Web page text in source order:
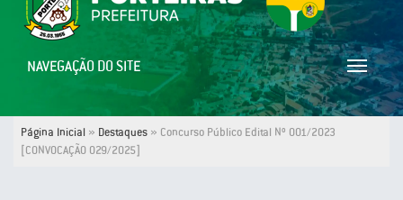
Toggle
NAVEGAÇÃO DO SITE
Página Inicial » Destaques » Concurso Público Edital Nº 001/2023
[CONVOCAÇÃO 029/2025]